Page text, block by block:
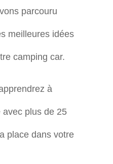
parcouru
meilleures idées
camping car.
à
plus de 25
place dans votre